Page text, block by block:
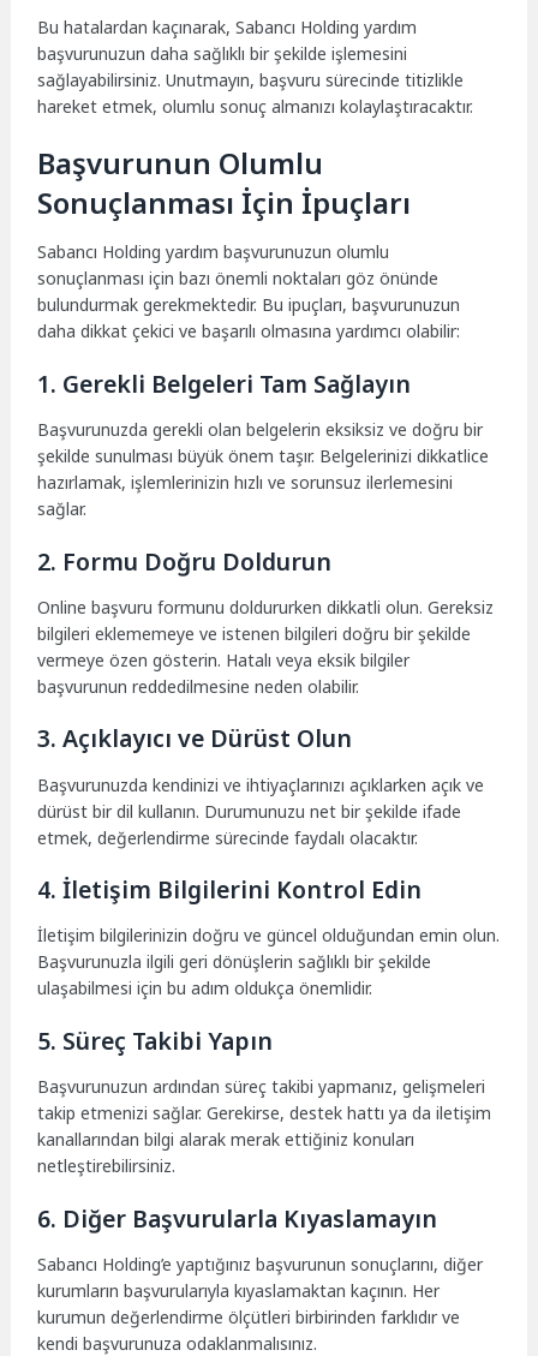
Bu hatalardan kaçınarak, Sabancı Holding yardım
başvurunuzun daha sağlıklı bir şekilde işlemesini
sağlayabilirsiniz. Unutmayın, başvuru sürecinde titizlikle
hareket etmek, olumlu sonuç almanızı kolaylaştıracaktır.
Başvurunun Olumlu
Sonuçlanması İçin İpuçları
Sabancı Holding yardım başvurunuzun olumlu
sonuçlanması için bazı önemli noktaları göz önünde
bulundurmak gerekmektedir. Bu ipuçları, başvurunuzun
daha dikkat çekici ve başarılı olmasına yardımcı olabilir:
1. Gerekli Belgeleri Tam Sağlayın
Başvurunuzda gerekli olan belgelerin eksiksiz ve doğru bir
şekilde sunulması büyük önem taşır. Belgelerinizi dikkatlice
hazırlamak, işlemlerinizin hızlı ve sorunsuz ilerlemesini
sağlar.
2. Formu Doğru Doldurun
Online başvuru formunu doldururken dikkatli olun. Gereksiz
bilgileri eklememeye ve istenen bilgileri doğru bir şekilde
vermeye özen gösterin. Hatalı veya eksik bilgiler
başvurunun reddedilmesine neden olabilir.
3. Açıklayıcı ve Dürüst Olun
Başvurunuzda kendinizi ve ihtiyaçlarınızı açıklarken açık ve
dürüst bir dil kullanın. Durumunuzu net bir şekilde ifade
etmek, değerlendirme sürecinde faydalı olacaktır.
4. İletişim Bilgilerini Kontrol Edin
İletişim bilgilerinizin doğru ve güncel olduğundan emin olun.
Başvurunuzla ilgili geri dönüşlerin sağlıklı bir şekilde
ulaşabilmesi için bu adım oldukça önemlidir.
5. Süreç Takibi Yapın
Başvurunuzun ardından süreç takibi yapmanız, gelişmeleri
takip etmenizi sağlar. Gerekirse, destek hattı ya da iletişim
kanallarından bilgi alarak merak ettiğiniz konuları
netleştirebilirsiniz.
6. Diğer Başvurularla Kıyaslamayın
Sabancı Holding’e yaptığınız başvurunun sonuçlarını, diğer
kurumların başvurularıyla kıyaslamaktan kaçının. Her
kurumun değerlendirme ölçütleri birbirinden farklıdır ve
kendi başvurunuza odaklanmalısınız.